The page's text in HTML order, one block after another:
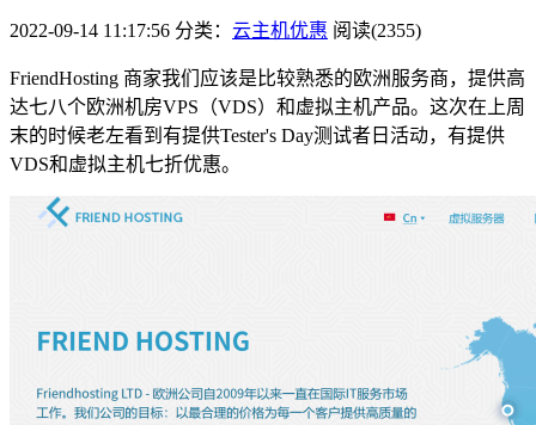
2022-09-14 11:17:56 分类： 云主机优惠 阅读(2355)
FriendHosting 商家我们应该是比较熟悉的欧洲服务商，提供高
达七八个欧洲机房VPS（VDS）和虚拟主机产品。这次在上周
末的时候老左看到有提供Tester's Day测试者日活动，有提供
VDS和虚拟主机七折优惠。